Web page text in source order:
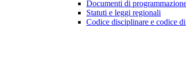
Documenti di
Statuti e leggi regionali
Codice disciplinare e codice